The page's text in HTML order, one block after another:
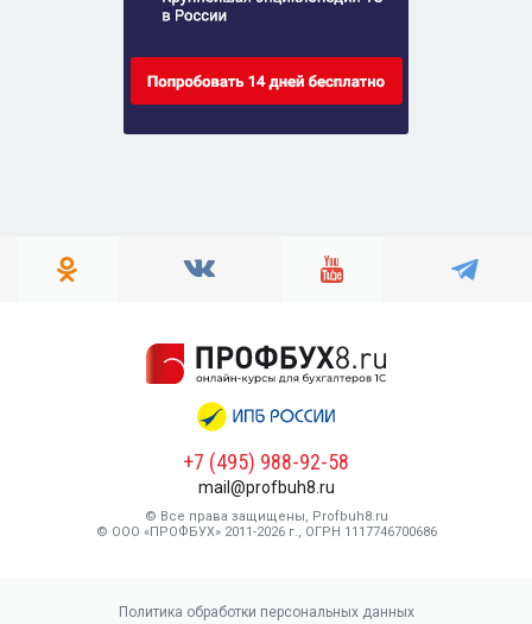
+7 (495) 988-92-58
mail@profbuh8.ru
© Все права защищены, Profbuh8.ru
© ООО «ПРОФБУХ» 2011-2026 г., ОГРН 1117746700686
Политика обработки персональных данных